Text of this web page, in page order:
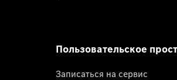
Пользовательское
Записаться на сервис